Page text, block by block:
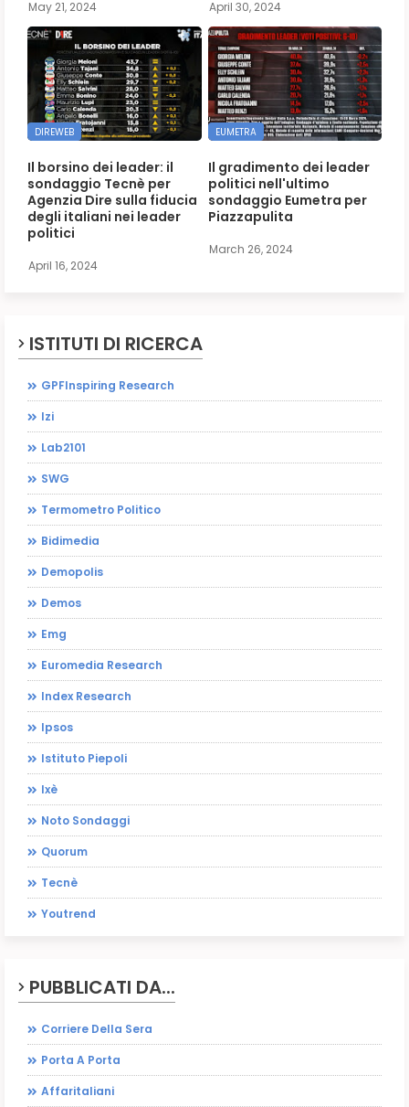
May 21, 2024 April 30, 2024
DIREWEB
Il borsino dei leader: il
sondaggio Tecnè per
Agenzia Dire sulla fiducia
degli italiani nei leader
politici
April 16, 2024
EUMETRA
Il gradimento dei leader
politici nell'ultimo
sondaggio Eumetra per
Piazzapulita
March 26, 2024
ISTITUTI DI RICERCA
GPFInspiring Research
Izi
Lab2101
SWG
Termometro Politico
Bidimedia
Demopolis
Demos
Emg
Euromedia Research
Index Research
Ipsos
Istituto Piepoli
Ixè
Noto Sondaggi
Quorum
Tecnè
Youtrend
PUBBLICATI DA...
Corriere Della Sera
Porta A Porta
Affaritaliani